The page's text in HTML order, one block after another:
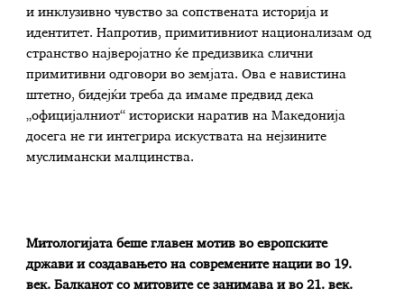
и инклузивно чувство за сопствената историја и
идентитет. Напротив, примитивниот национализам од
странство најверојатно ќе предизвика слични
примитивни одговори во земјата. Ова е навистина
штетно, бидејќи треба да имаме предвид дека
„официјалниот“ историски наратив на Македонија
досега не ги интегрира искуствата на нејзините
муслимански малцинства.
Митологијата беше главен мотив во европските
држави и создавањето на современите нации во 19.
век. Балканот со митовите се занимава и во 21. век.